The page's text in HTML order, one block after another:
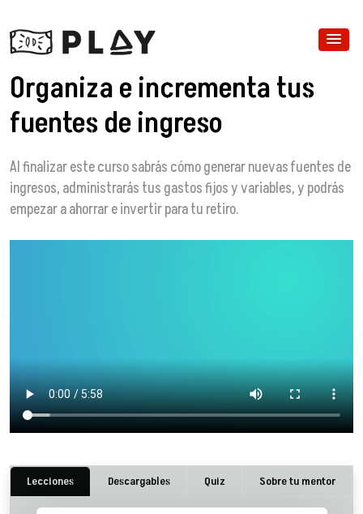
Organiza e incrementa tus
fuentes de ingreso
Al finalizar este curso sabrás cómo generar nuevas fuentes de
ingresos, administrarás tus gastos fijos y variables, y podrás
empezar a ahorrar e invertir para tu retiro.
Lecciones Descargables Quiz Sobre tu mentor